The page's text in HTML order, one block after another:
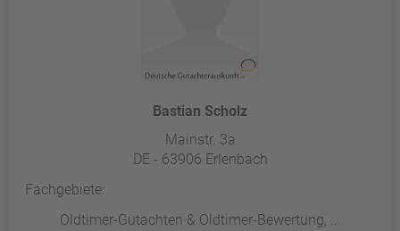
Bastian Scholz
Mainstr. 3a
DE - 63906 Erlenbach
Fachgebiete:
Oldtimer-Gutachten & Oldtimer-Bewertung, ...